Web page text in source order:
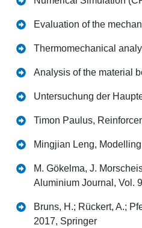
Evaluation of the
Thermomechanical
Analysis of the material
Untersuchung der
Timon Paulus,
Mingjian Leng,
M. Gökelma, J.
Aluminium Journal, Vol.
Bruns, H.; Rückert, A.;
2017, Springer